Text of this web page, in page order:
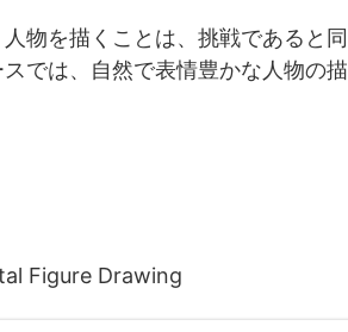
物を描くことは、挑戦であると同
では、自然で表情豊かな人物の描
Figure Drawing